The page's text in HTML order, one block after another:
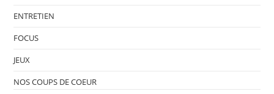
ENTRETIEN
FOCUS
JEUX
NOS COUPS DE COEUR